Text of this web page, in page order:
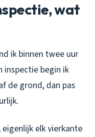
wat
ik binnen twee uur
inspectie begin ik
de grond, dan pas
elk vierkante